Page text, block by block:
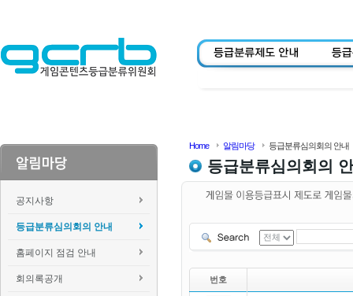
공지사항
등급분류심의회의 안내
홈페이지 점검 안내
회의록공개
Home 알림마당 등급분류심의회의 안내
등급분류심의회의
번호